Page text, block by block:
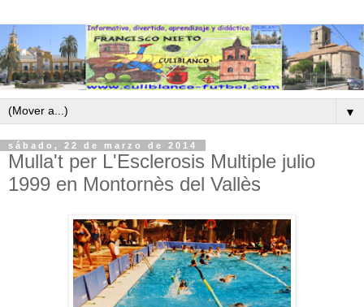
▼
sábado, 22 de marzo de 2014
Mulla't per L'Esclerosis Multiple julio
1999 en Montornès del Vallès